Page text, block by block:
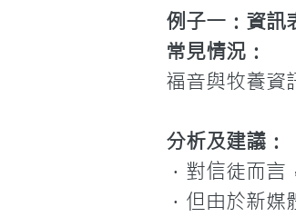
例子一：資訊
常見情況：
福音與牧養資
分析及建議：
．對信徒而
．但由於新